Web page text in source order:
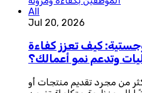
All
Jul 20, 2026
كيف تعزز كفاءة
وتدعم نمو أعمالك؟
من مجرد تقديم منتجات أو